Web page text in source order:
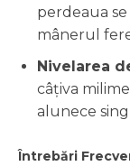
perdeaua se
mânerul
Nivelarea
câțiva
alunece
Întrebări